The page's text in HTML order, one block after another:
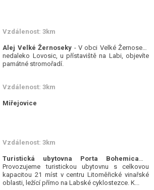
Vzdálenost: 3km
Alej Velké Žernoseky - V obci Velké Žernoseky
nedaleko Lovosic, u přístaviště na Labi, objevíte
památné stromořadí.
Vzdálenost: 3km
Miřejovice
Vzdálenost: 3km
Turistická ubytovna Porta Bohemica
-
Provozujeme turistickou ubytovnu s celkovou
kapacitou 21 míst v centru Litoměřické vinařské
oblasti, ležící přímo na Labské cyklostezce. K...